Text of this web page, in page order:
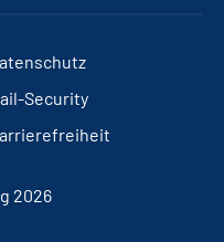
Security
2026